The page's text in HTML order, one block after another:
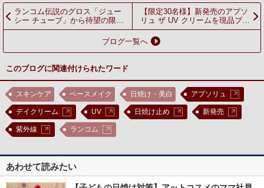
ランコム伝説のグロス「ジュー
シー チューブ」から待望の限定
色「ジャム ベリー コレクシオ
【限定30名様】新発売のアプソ
リュ ザ UV クリームを現品プレ
ゼント！
ブログ一覧へ
このブログに関連付けられたワード
スキンケア ベースメイク 日焼け・美白 アプソリュ
デイクリーム UV 日焼け止め 新発売
紫外線 ランコム
あわせて読みたい